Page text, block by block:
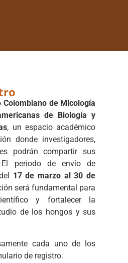
Colombiano de Micología
de Biología y
, un espacio académico
donde investigadores,
podrán compartir sus
El periodo de envío de
17 de marzo al 30 de
será fundamental para
y fortalecer la
de los hongos y sus
cada uno de los
de registro.